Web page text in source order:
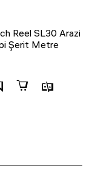
Reel SL30 Arazi
Şerit Metre